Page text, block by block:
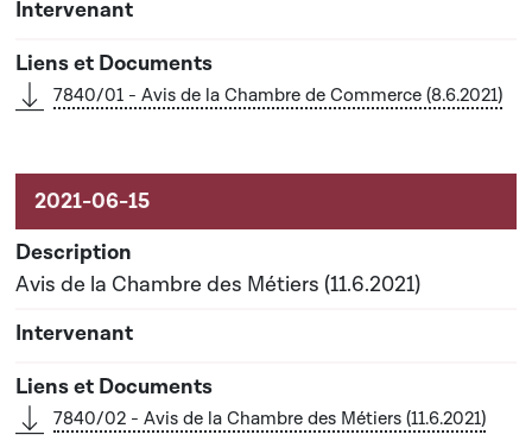
7840/01 - Avis de la Chambre de Commerce (8.6.2021)
Avis de la Chambre des Métiers (11.6.2021)
7840/02 - Avis de la Chambre des Métiers (11.6.2021)